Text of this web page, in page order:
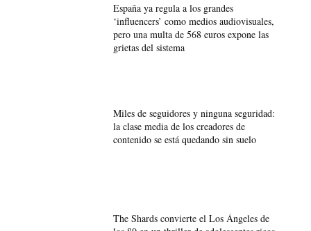
España ya regula a los grandes
‘influencers’ como medios audiovisuales,
pero una multa de 568 euros expone las
grietas del sistema
Miles de seguidores y ninguna seguridad:
la clase media de los creadores de
contenido se está quedando sin suelo
The Shards convierte el Los Ángeles de